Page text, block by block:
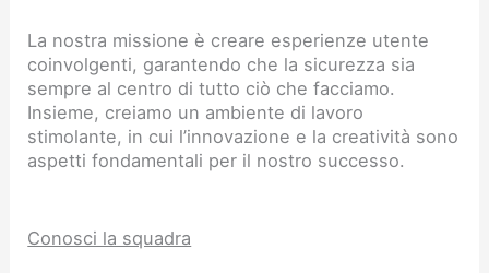
La nostra missione è creare esperienze utente
coinvolgenti, garantendo che la sicurezza sia
sempre al centro di tutto ciò che facciamo.
Insieme, creiamo un ambiente di lavoro
stimolante, in cui l’innovazione e la creatività sono
aspetti fondamentali per il nostro successo.
Conosci la squadra